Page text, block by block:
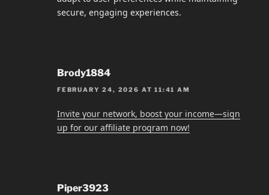
secure, engaging experiences.
Brody1884
FEBRUARY 24, 2026 AT 11:41 AM
Invite your network, boost your income—sign
up for our affiliate program now!
Piper3923